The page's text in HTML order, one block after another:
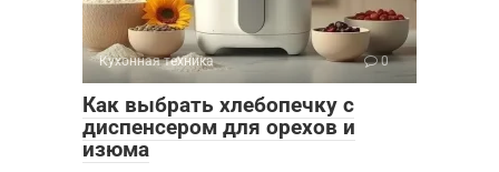
Кухонная техника 0
Как выбрать хлебопечку с
диспенсером для орехов и
изюма